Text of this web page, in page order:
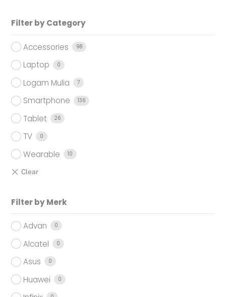
Filter by Category
Accessories 98
Laptop 0
Logam Mulia 7
Smartphone 136
Tablet 26
TV 0
Wearable 10
Filter by Merk
Advan 0
Alcatel 0
Asus 0
Huawei 0